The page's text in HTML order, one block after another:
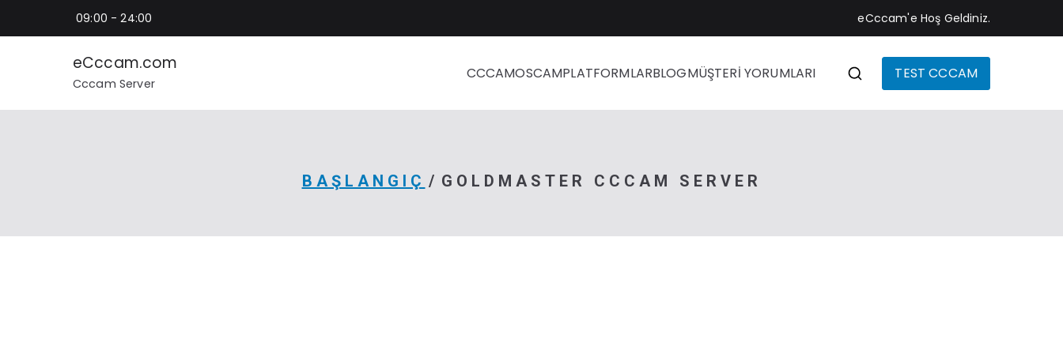
09:00 - 24:00 eCccam'e Hoş Geldiniz.
eCccam.com
Cccam Server
CCCAMOSCAMPLATFORMLARBLOGMÜŞTERİ YORUMLARI TEST CCCAM
BAŞLANGIÇ GOLDMASTER CCCAM SERVER